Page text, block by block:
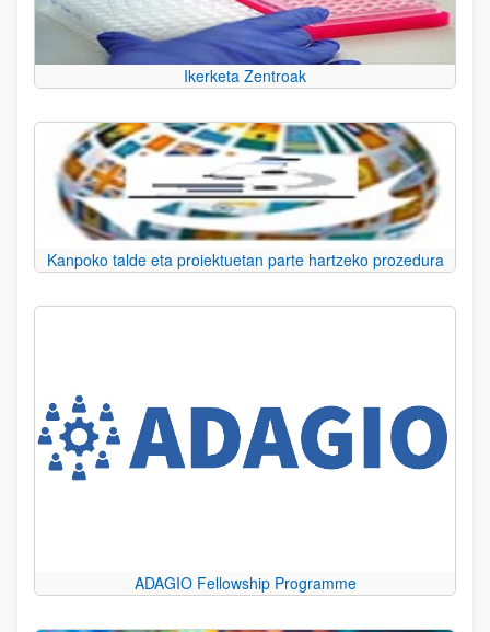
Ikerketa Zentroak
Kanpoko talde eta proiektuetan parte hartzeko prozedura
ADAGIO Fellowship Programme